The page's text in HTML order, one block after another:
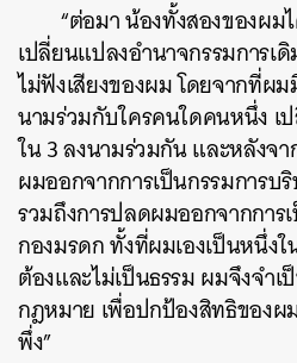
“ต่อมา น้องทั้งสองของผม
เปลี่ยนแปลงอำนาจกรรมการ
ไม่ฟังเสียงของผม โดยจากที่ผ
นามร่วมกับใครคนใดคนหนึ่ง เ
ใน 3 ลงนามร่วมกัน และหลังจ
ผมออกจากการเป็นกรรมการ
รวมถึงการปลดผมออกจากการ
กองมรดก ทั้งที่ผมเองเป็นหนึ่ง
ต้องและไม่เป็นธรรม ผมจึงจำ
กฎหมาย เพื่อปกป้องสิทธิของผ
พึ่ง”